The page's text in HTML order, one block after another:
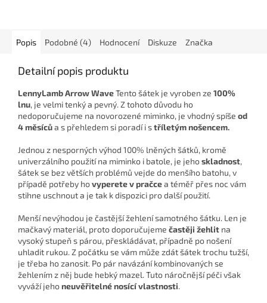
Popis Podobné (4) Hodnocení Diskuze Značka
Detailní popis produktu
LennyLamb Arrow WaveTento šátek je vyroben ze 100%
lnu, je velmi tenký a pevný. Z tohoto důvodu ho
nedoporučujeme na novorozené miminko, je vhodný spíše od
4 měsícůa s přehledem si poradí i stříletým nošencem.
Jednou z nesporných výhod 100% lněných šátků, kromě
univerzálního použití na miminko i batole, je jehoskladnost,
šátek se bez větších problémů vejde do menšího batohu, v
případě potřeby hovyperete v pračcea téměř přes noc vám
stihne uschnout a je tak k dispozici pro další použití.
Menší nevýhodou je častější žehlení samotného šátku. Len je
mačkavý materiál, proto doporučujeme častěji žehlit na
vysoký stupeň s párou, přeskládávat, případně po nošení
uhladit rukou. Z počátku se vám může zdát šátek trochu tužší,
je třeba ho zanosit. Po pár navázání kombinovaných se
žehlením z něj bude hebký mazel. Tuto náročnější péči však
vyváží jehoneuvěřitelné nosící vlastnosti.